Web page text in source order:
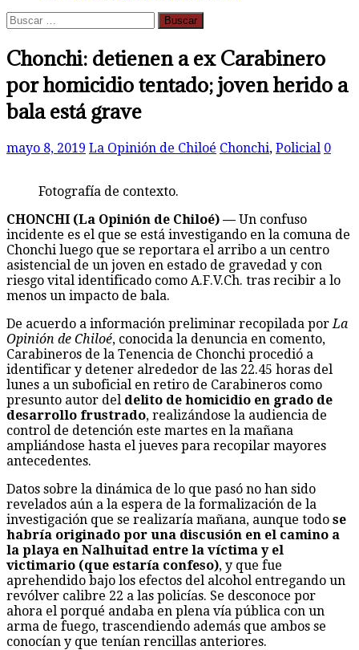
Buscar:
Chonchi: detienen a ex Carabinero
por homicidio tentado; joven herido a
bala está grave
mayo 8, 2019 La Opinión de Chiloé Chonchi, Policial 0
Fotografía de contexto.
CHONCHI (La Opinión de Chiloé) — Un confuso
incidente es el que se está investigando en la comuna de
Chonchi luego que se reportara el arribo a un centro
asistencial de un joven en estado de gravedad y con
riesgo vital identificado como A.F.V.Ch. tras recibir a lo
menos un impacto de bala.
De acuerdo a información preliminar recopilada porLa
Opinión de Chiloé, conocida la denuncia en comento,
Carabineros de la Tenencia de Chonchi procedió a
identificar y detener alrededor de las 22.45 horas del
lunes a un suboficial en retiro de Carabineros como
presunto autor del delito de homicidio en grado de
desarrollo frustrado, realizándose la audiencia de
control de detención este martes en la mañana
ampliándose hasta el jueves para recopilar mayores
antecedentes.
Datos sobre la dinámica de lo que pasó no han sido
revelados aún a la espera de la formalización de la
investigación que se realizaría mañana, aunque todo se
habría originado por una discusión en el camino a
la playa en Nalhuitad entre la víctima y el
victimario (que estaría confeso), y que fue
aprehendido bajo los efectos del alcohol entregando un
revólver calibre 22 a las policías. Se desconoce por
ahora el porqué andaba en plena vía pública con un
arma de fuego, trascendiendo además que ambos se
conocían y que tenían rencillas anteriores.